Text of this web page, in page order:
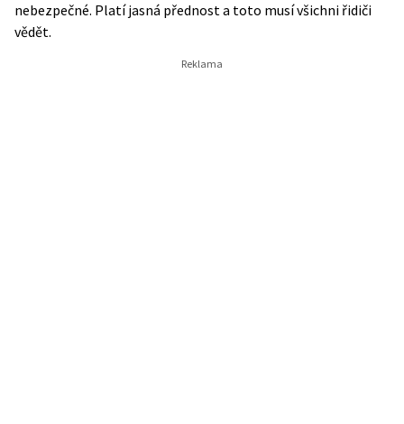
nebezpečné. Platí jasná přednost a toto musí všichni řidiči
vědět.